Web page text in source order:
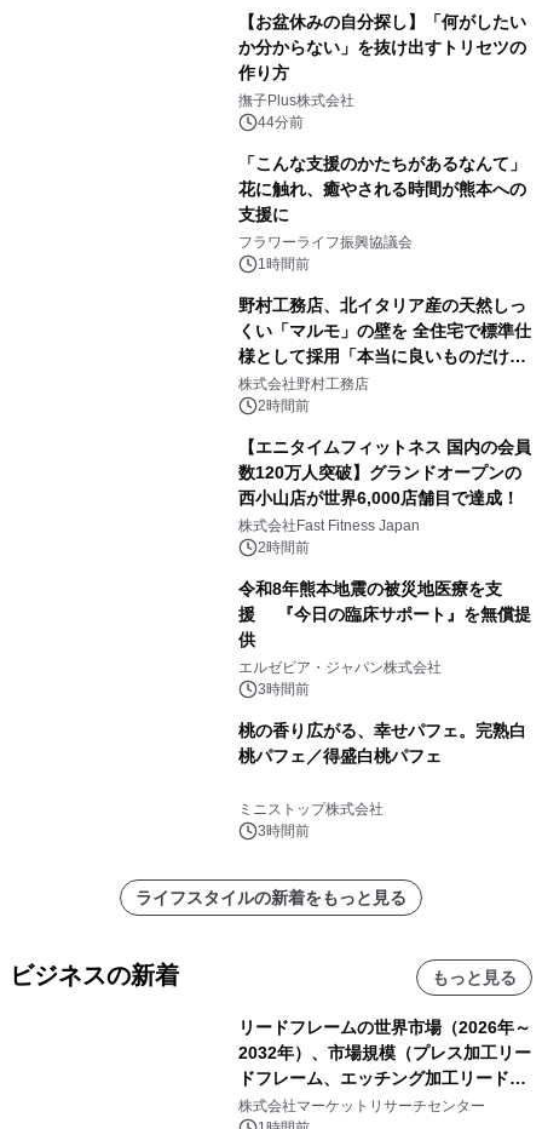
【お盆休みの自分探し】「何がしたい
か分からない」を抜け出すトリセツの
作り方
撫子Plus株式会社
44分前
「こんな支援のかたちがあるなんて」
花に触れ、癒やされる時間が熊本への
支援に
フラワーライフ振興協議会
1時間前
野村工務店、北イタリア産の天然しっ
くい「マルモ」の壁を 全住宅で標準仕
様として採用「本当に良いものだけに
こだわる」
株式会社野村工務店
2時間前
【エニタイムフィットネス 国内の会員
数120万人突破】グランドオープンの
西小山店が世界6,000店舗目で達成！
株式会社Fast Fitness Japan
2時間前
令和8年熊本地震の被災地医療を支
援 『今日の臨床サポート』を無償提
供
エルゼビア・ジャパン株式会社
3時間前
桃の香り広がる、幸せパフェ。完熟白
桃パフェ／得盛白桃パフェ
ミニストップ株式会社
3時間前
ライフスタイルの新着をもっと見る
ビジネスの新着 もっと見る
リードフレームの世界市場（2026年～
2032年）、市場規模（プレス加工リー
ドフレーム、エッチング加工リードフ
レーム）・分析レポートを発表
株式会社マーケットリサーチセンター